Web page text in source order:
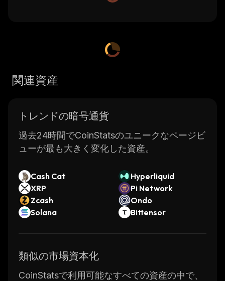
関連資産
トレンドの暗号通貨
過去24時間でCoinStatsのユニークなページビ
ューが最も大きく変化した資産。
Cash Cat
Hyperliquid
XRP
Pi Network
Zcash
Ondo
Solana
Bittensor
類似の市場資本化
CoinStatsで利用可能なすべての資産の中で、